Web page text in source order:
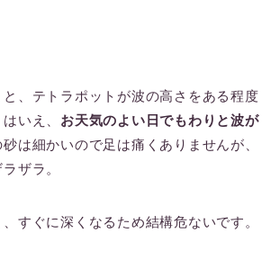
、テトラポットが波の高さをある程度
いえ、 お天気のよい日でもわりと波が
は細かいので足は痛くありませんが、
ザラ。
すぐに深くなるため結構危ないです。